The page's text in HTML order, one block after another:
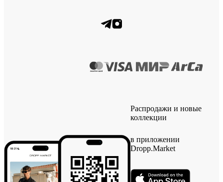
Распродажи и новые
коллекции
в приложении
Dropp.Market